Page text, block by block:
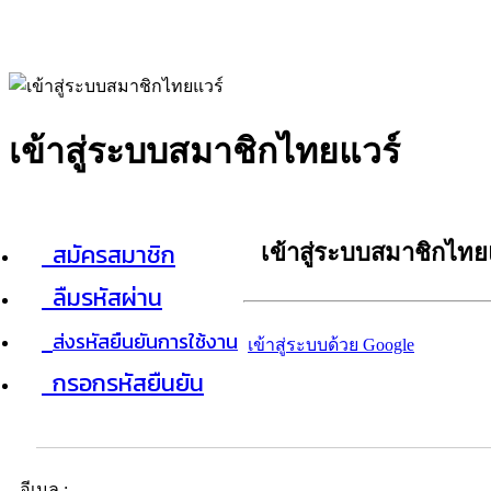
เข้าสู่ระบบสมาชิกไทยแวร์
สมัครสมาชิก
ลืมรหัสผ่าน
ส่งรหัสยืนยันการใช้งาน
กรอกรหัสยืนยัน
เข้าสู่ระบบสมาชิกไท
เข้าสู่ระบบด้วย Google